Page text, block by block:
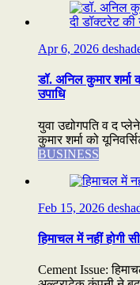
Apr 6, 2026
डॉ. अनिल कुमार शर्मा
उपाधि
युवा उद्योगपति व द
कुमार शर्मा को
BUSINESS
Feb 15, 2026
हिमाचल में नहीं होगी
Cement Issue: